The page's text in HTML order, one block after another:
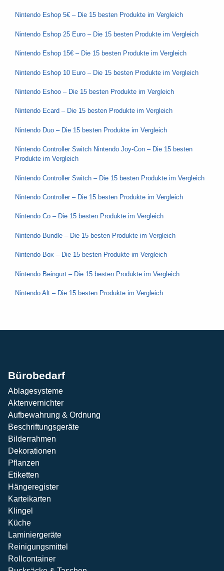
Nintendo Eshop 5€ – Die 15 besten Produkte im Vergleich
Nintendo Eshop 25 Euro – Die 15 besten Produkte im Vergleich
Nintendo Eshop 15€ – Die 15 besten Produkte im Vergleich
Nintendo Eshop 10 Euro – Die 15 besten Produkte im Vergleich
Nintendo Eshoo – Die 15 besten Produkte im Vergleich
Nintendo Ecard – Die 15 besten Produkte im Vergleich
Nintendo Duo – Die 15 besten Produkte im Vergleich
Nintendo Controller Switch Nintendo Joy-Con – Die 15 besten
Produkte im Vergleich
Nintendo Controller Switch – Die 15 besten Produkte im Vergleich
Nintendo Controller – Die 15 besten Produkte im Vergleich
Nintendo Co – Die 15 besten Produkte im Vergleich
Nintendo Bundle – Die 15 besten Produkte im Vergleich
Nintendo Box – Die 15 besten Produkte im Vergleich
Nintendo Beingurt – Die 15 besten Produkte im Vergleich
Nintendo Alt – Die 15 besten Produkte im Vergleich
Bürobedarf
Ablagesysteme
Aktenvernichter
Aufbewahrung & Ordnung
Beschriftungsgeräte
Bilderrahmen
Dekorationen
Pflanzen
Etiketten
Hängeregister
Karteikarten
Klingel
Küche
Laminiergeräte
Reinigungsmittel
Rollcontainer